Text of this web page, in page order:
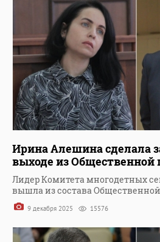
Ирина Алешина сделала
выходе из Общественной
Лидер Комитета многодетных
вышла из состава
9 декабря 2025 15576